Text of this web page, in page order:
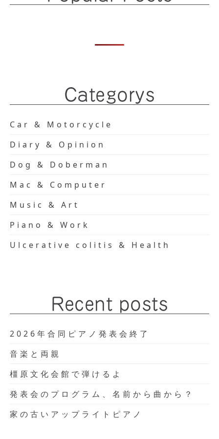
Categorys
Car & Motorcycle
Diary & Opinion
Dog & Doberman
Mac & Computer
Music & Art
Piano & Work
Ulcerative colitis & Health
Recent posts
2026年合同ピアノ発表会終了
音楽と両親
橿原文化会館で弾けるよ
発表会のプログラム、名前から曲から？
家の古いアップライトピアノ